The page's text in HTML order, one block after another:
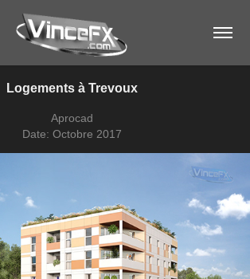
Logements à Trevoux
Aprocad
Date: Octobre 2017